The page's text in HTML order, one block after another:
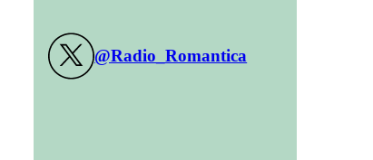
@Radio_Romantica